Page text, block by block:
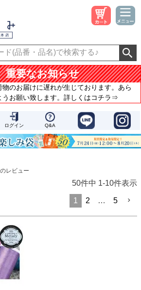
重要なお知らせ
のお届けに遅れが生じております。あら
うお願い致します。詳しくはコチラ⇒
ログイン Q&A
レビュー
50件中 1-10件表示
1 2 … 5